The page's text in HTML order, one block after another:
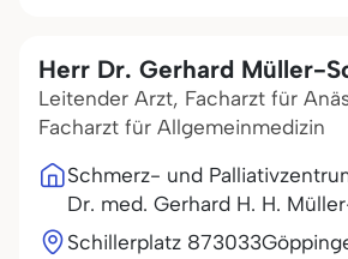
Herr Dr. Gerhard Müller-
Leitender Arzt, Facharzt für
Facharzt für Allgemeinmedizin
Schmerz- und
Dr. med. Gerhard H. H.
Schillerplatz 873033